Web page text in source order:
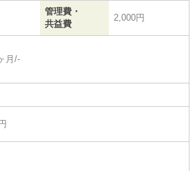
管理費・
共益費
2,000円
月/-